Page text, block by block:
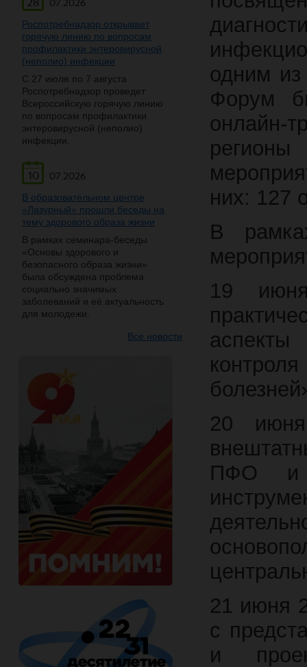
07.2026
Роспотребнадзор открывает
горячую линию по вопросам
профилактики энтеровирусной
(неполио) инфекции
С 27 июля по 7 августа
Роспотребнадзор проведет
Всероссийскую горячую линию
по вопросам профилактики
энтеровирусной (неполио)
инфекции.
10
07.2026
В образовательном центре
«Лазурный» прошли беседы на
тему здорового образа жизни
В рамках семинара-беседы
«Основы здорового и
безопасного образа жизни»
была обсуждена проблема
социально значимых
заболеваний и её актуальность
для молодежи.
Все новости
одним из
Форум
онлайн-
них: 127
В
19
20
ПФО и
21 июня
с
и